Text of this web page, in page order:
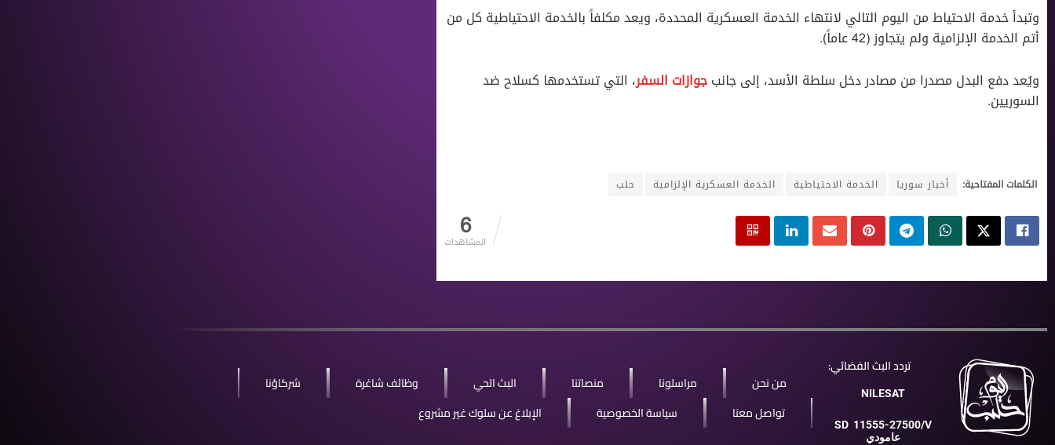
وتبدأ خدمة الاحتياط من اليوم التالي لانتهاء الخدمة العسكرية المحددة، ويعد مكلفاً بالخدمة الاحتياطية كل من
أتم الخدمة الإلزامية ولم يتجاوز (42 عاماً).
ويُعد دفع البدل مصدرا من مصادر دخل سلطة الأسد، إلى جانبجوازات السفر، التي تستخدمها كسلاح ضد
السوريين.
الكلمات المفتاحية: أخبار سوريا الخدمة الاحتياطية الخدمة العسكرية الإلزامية حلب
6
المشاهدات
تردد البث الفضائي:
NILESAT
SD 11555-27500/V
عامودي
من نحن مراسلونا منصاتنا البث الحي وظائف شاغرة
شركاؤنا
تواصل معنا
سياسة الخصوصية الإبلاغ عن سلوك غير مشروع